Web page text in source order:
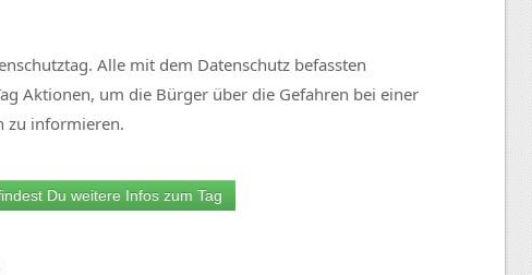
Alle mit dem Datenschutz befassten
Aktionen, um die Bürger über die Gefahren bei einer
zu informieren.
Du weitere Infos zum Tag